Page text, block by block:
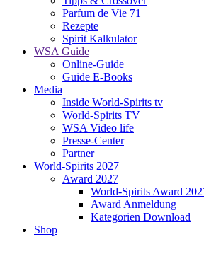
Parfum de Vie 71
Rezepte
Spirit Kalkulator
WSA Guide
Online-Guide
Guide E-Books
Media
Inside World-Spirits tv
World-Spirits TV
WSA Video life
Presse-Center
Partner
World-Spirits 2027
Award 2027
World-Spirits Award
Award Anmeldung
Kategorien Download
Shop